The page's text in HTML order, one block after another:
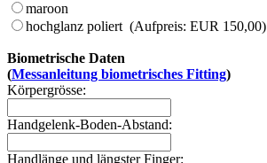
maroon
hochglanz poliert (Aufpreis: EUR 150,00)
Biometrische Daten
(Messanleitung biometrisches Fitting)
Körpergrösse:
Handgelenk-Boden-Abstand:
Handlänge und längster Finger: